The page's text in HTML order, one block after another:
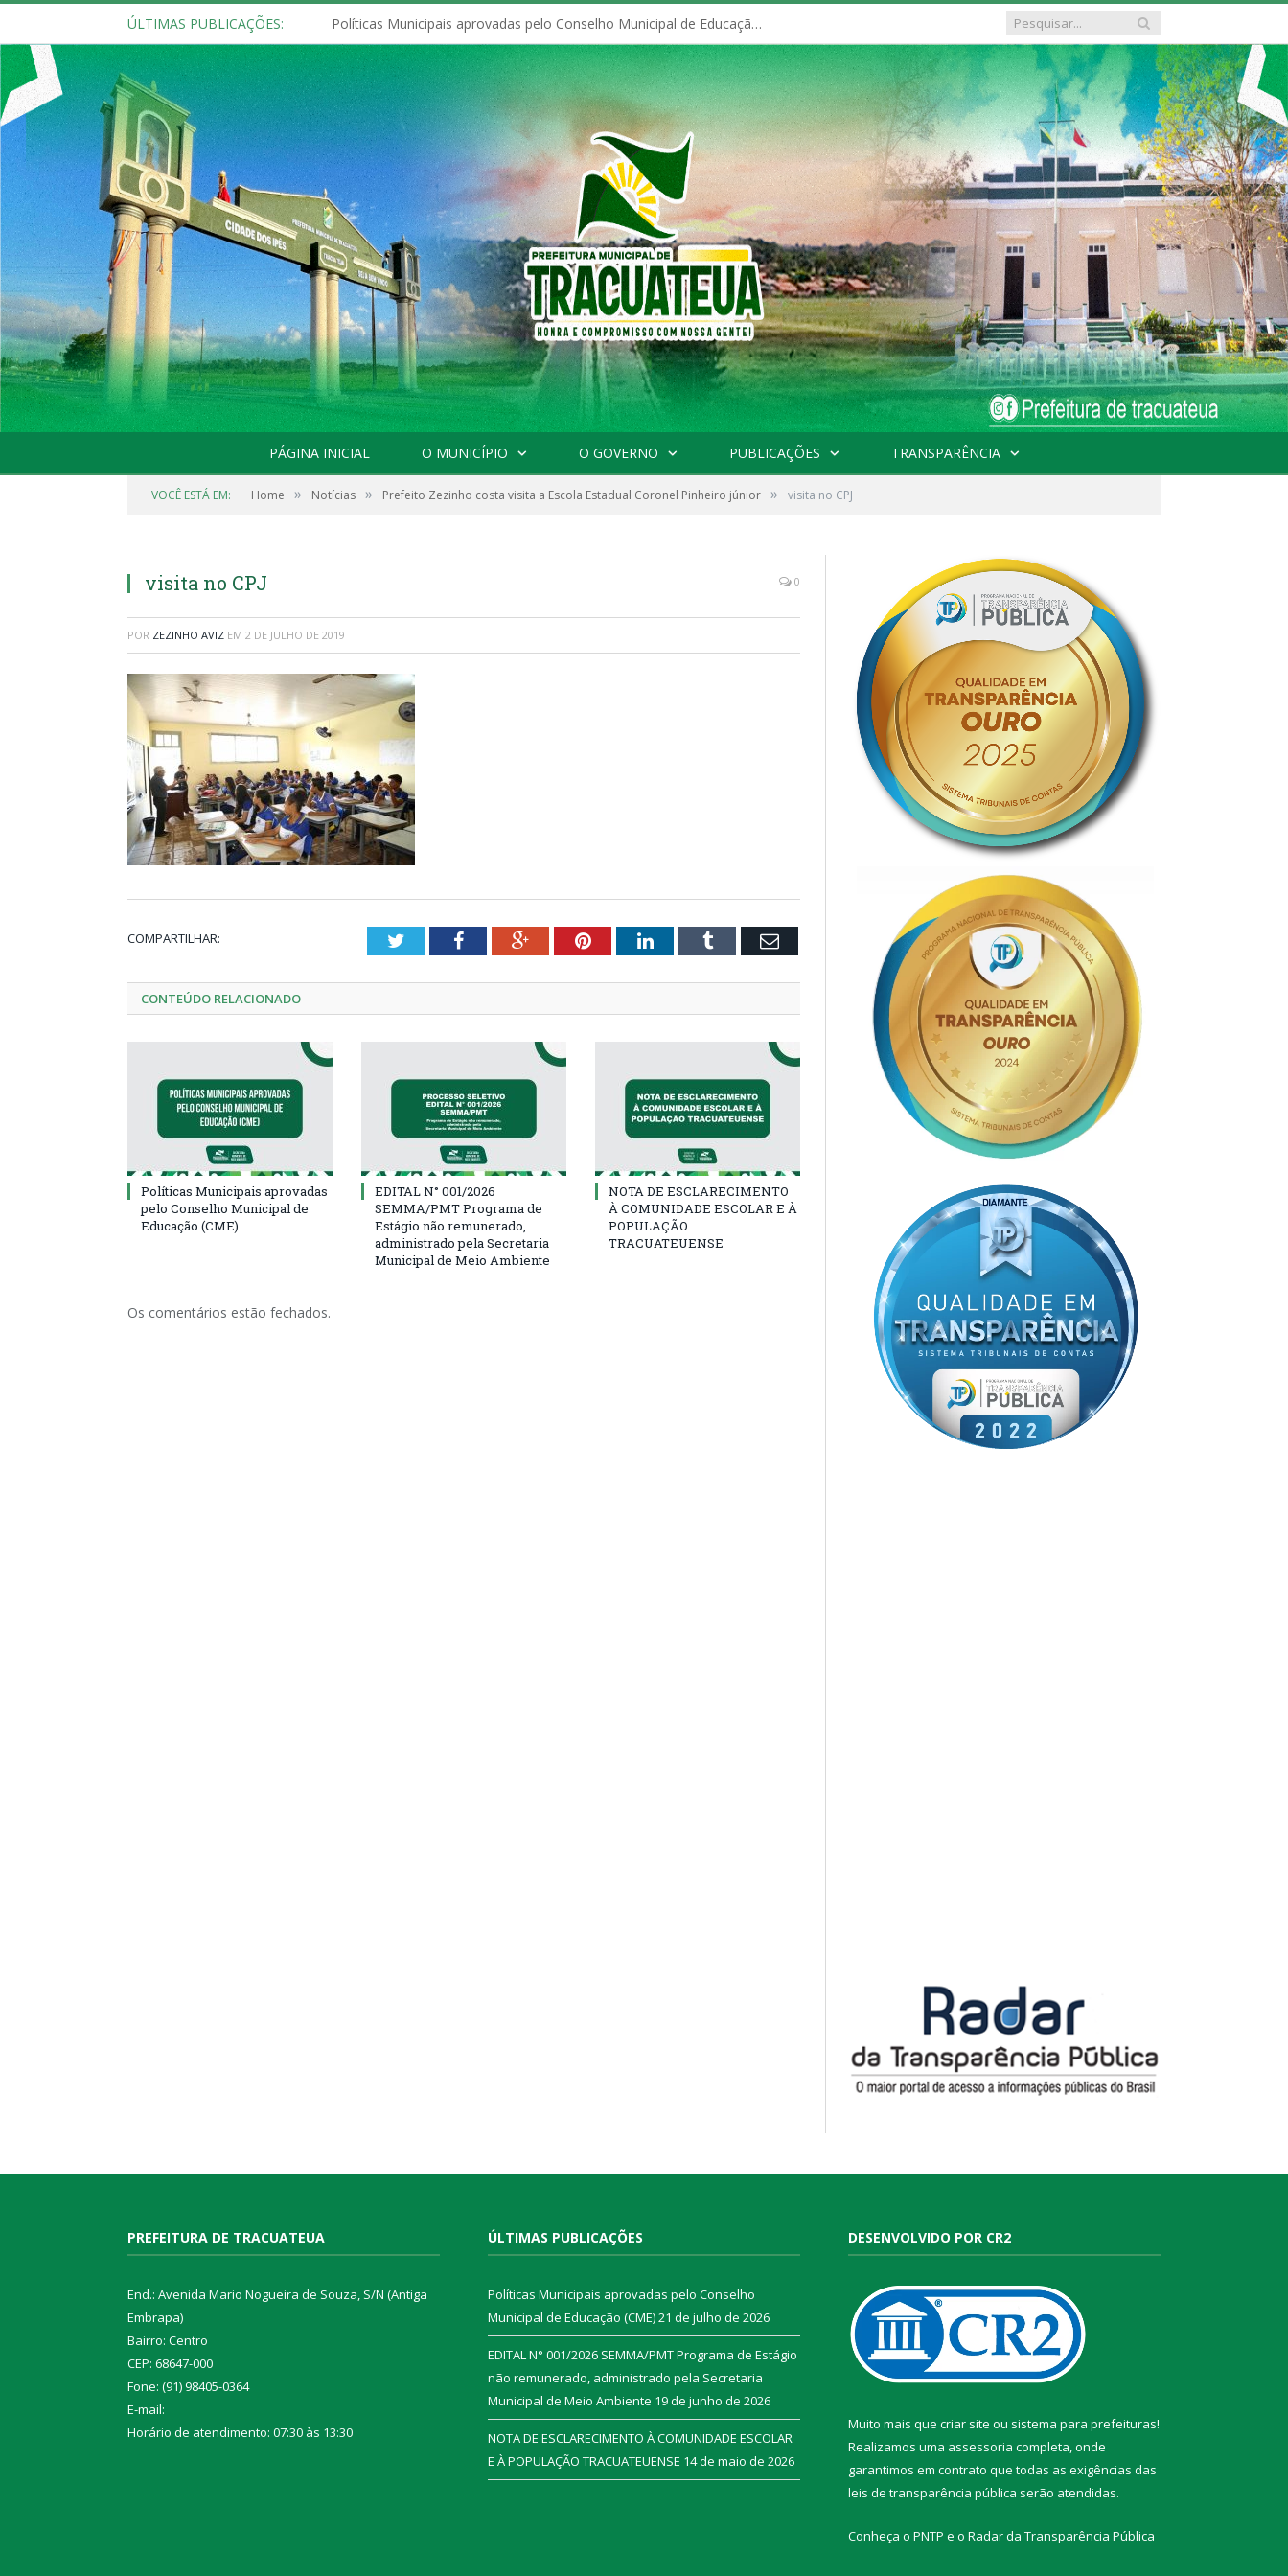
ÚLTIMAS PUBLICAÇÕES: Políticas Municipais aprovadas pelo Conselho Municipal de Educação (CME)
PÁGINA INICIAL O MUNICÍPIO O GOVERNO PUBLICAÇÕES TRANSPARÊNCIA
VOCÊ ESTÁ EM: Home » Notícias » Prefeito Zezinho costa visita a Escola Estadual Coronel Pinheiro júnior » visita no CPJ
visita no CPJ 0
POR ZEZINHO AVIZ EM 2 DE JULHO DE 2019
COMPARTILHAR: TwitterFacebookGoogle+PinterestLinkedInTumblr Email
CONTEÚDO RELACIONADO
Políticas Municipais aprovadas
pelo Conselho Municipal de
Educação (CME)
EDITAL N° 001/2026
SEMMA/PMT Programa de
Estágio não remunerado,
administrado pela Secretaria
Municipal de Meio Ambiente
NOTA DE ESCLARECIMENTO
À COMUNIDADE ESCOLAR E À
POPULAÇÃO
TRACUATEUENSE
Os comentários estão fechados.
PREFEITURA DE TRACUATEUA
End.: Avenida Mario Nogueira de Souza, S/N (Antiga
Embrapa)
Bairro: Centro
CEP: 68647-000
Fone: (91) 98405-0364
E-mail:
Horário de atendimento: 07:30 às 13:30
ÚLTIMAS PUBLICAÇÕES
Políticas Municipais aprovadas pelo Conselho
Municipal de Educação (CME)21 de julho de 2026
EDITAL N° 001/2026 SEMMA/PMT Programa de Estágio
não remunerado, administrado pela Secretaria
Municipal de Meio Ambiente 19 de junho de 2026
NOTA DE ESCLARECIMENTO À COMUNIDADE ESCOLAR
E À POPULAÇÃO TRACUATEUENSE 14 de maio de 2026
DESENVOLVIDO POR CR2
Muito mais que criar site ou sistema para prefeituras!
Realizamos uma assessoria completa, onde
garantimos em contrato que todas as exigências das
leis de transparência pública serão atendidas.
Conheça o PNTP e o Radar da Transparência Pública